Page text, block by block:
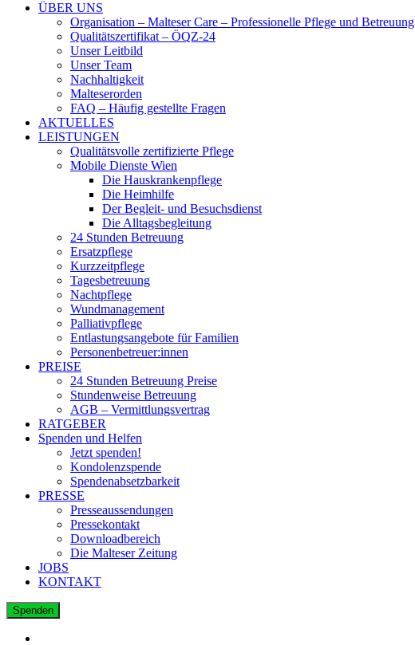
ÜBER UNS
Organisation – Malteser Care – Professionelle Pflege und Betreuung
Qualitätszertifikat – ÖQZ-24
Unser Leitbild
Unser Team
Nachhaltigkeit
Malteserorden
FAQ – Häufig gestellte Fragen
AKTUELLES
LEISTUNGEN
Qualitätsvolle zertifizierte Pflege
Mobile Dienste Wien
Die Hauskrankenpflege
Die Heimhilfe
Der Begleit- und Besuchsdienst
Die Alltagsbegleitung
24 Stunden Betreuung
Ersatzpflege
Kurzzeitpflege
Tagesbetreuung
Nachtpflege
Wundmanagement
Palliativpflege
Entlastungsangebote für Familien
Personenbetreuer:innen
PREISE
24 Stunden Betreuung Preise
Stundenweise Betreuung
AGB – Vermittlungsvertrag
RATGEBER
Spenden und Helfen
Jetzt spenden!
Kondolenzspende
Spendenabsetzbarkeit
PRESSE
Presseaussendungen
Pressekontakt
Downloadbereich
Die Malteser Zeitung
JOBS
KONTAKT
Spenden